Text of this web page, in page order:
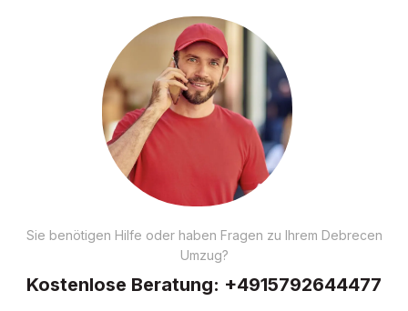
Sie benötigen Hilfe oder haben Fragen zu Ihrem Debrecen
Umzug?
Kostenlose Beratung: +4915792644477